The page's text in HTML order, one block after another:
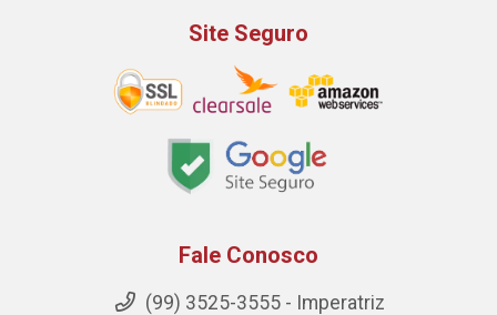
Site Seguro
Fale Conosco
(99) 3525-3555 - Imperatriz